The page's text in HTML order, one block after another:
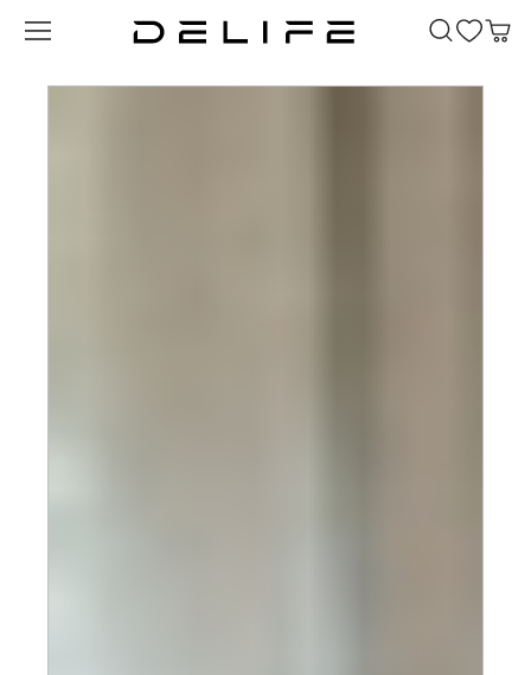
Преминете към основното съдържание